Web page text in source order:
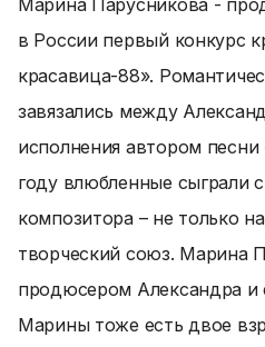
Марина Парусникова -
в России первый конкурс
красавица-88».
завязались между
исполнения автором песни
году влюбленные сыграли
композитора – не только
творческий союз. Марина
продюсером Александра и
Марины тоже есть двое